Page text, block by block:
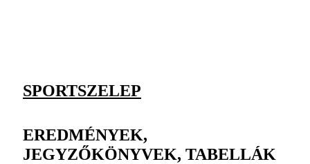
SPORTSZELEP
EREDMÉNYEK,
JEGYZŐKÖNYVEK, TABELLÁK